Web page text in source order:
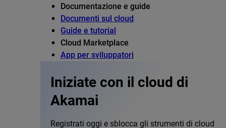
Documentazione e guide
Documenti sul cloud
Guide e tutorial
Cloud Marketplace
App per sviluppatori
Iniziate con il cloud di
Akamai
Registrati oggi e sblocca gli strumenti di cloud